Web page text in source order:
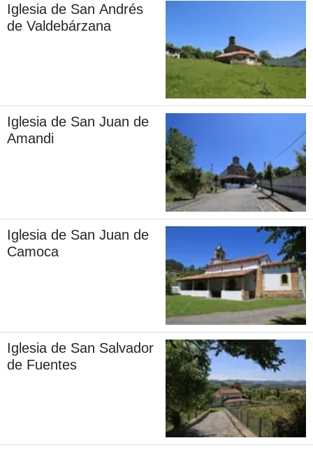
Iglesia de San Andrés
de Valdebárzana
Iglesia de San Juan de
Amandi
Iglesia de San Juan de
Camoca
Iglesia de San Salvador
de Fuentes